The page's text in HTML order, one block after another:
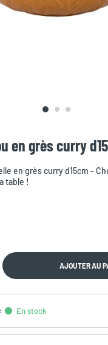
en grès curry
en grès curry d15cm -
table !
AJOUTER AU
: En stock